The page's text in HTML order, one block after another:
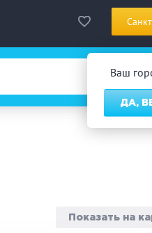
Ваш
ДА,
На
Показать на